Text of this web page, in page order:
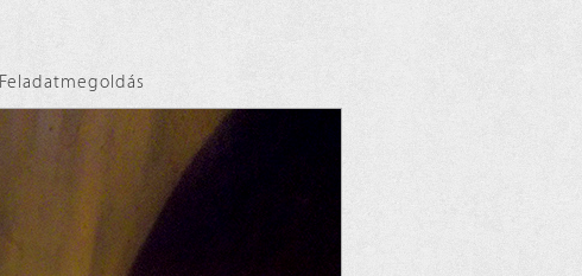
Feladatmegoldás